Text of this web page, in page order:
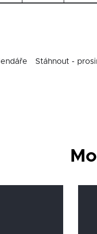
Stáhnout -